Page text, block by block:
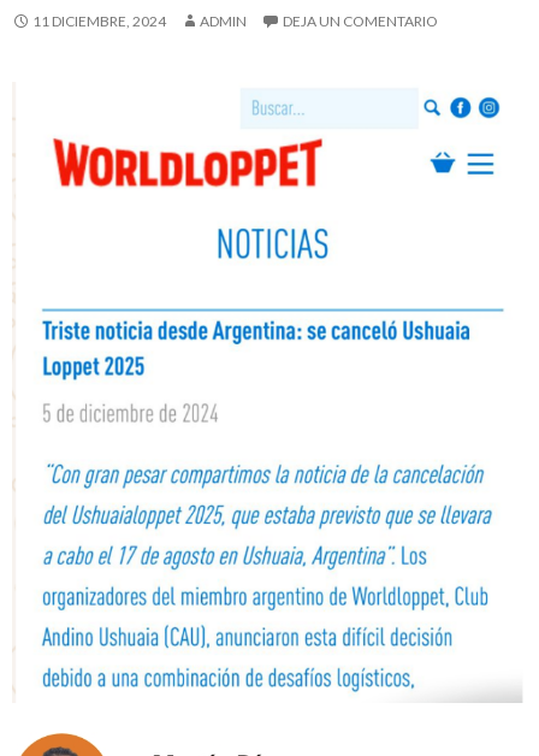
11 DICIEMBRE, 2024 ADMIN DEJA UN COMENTARIO